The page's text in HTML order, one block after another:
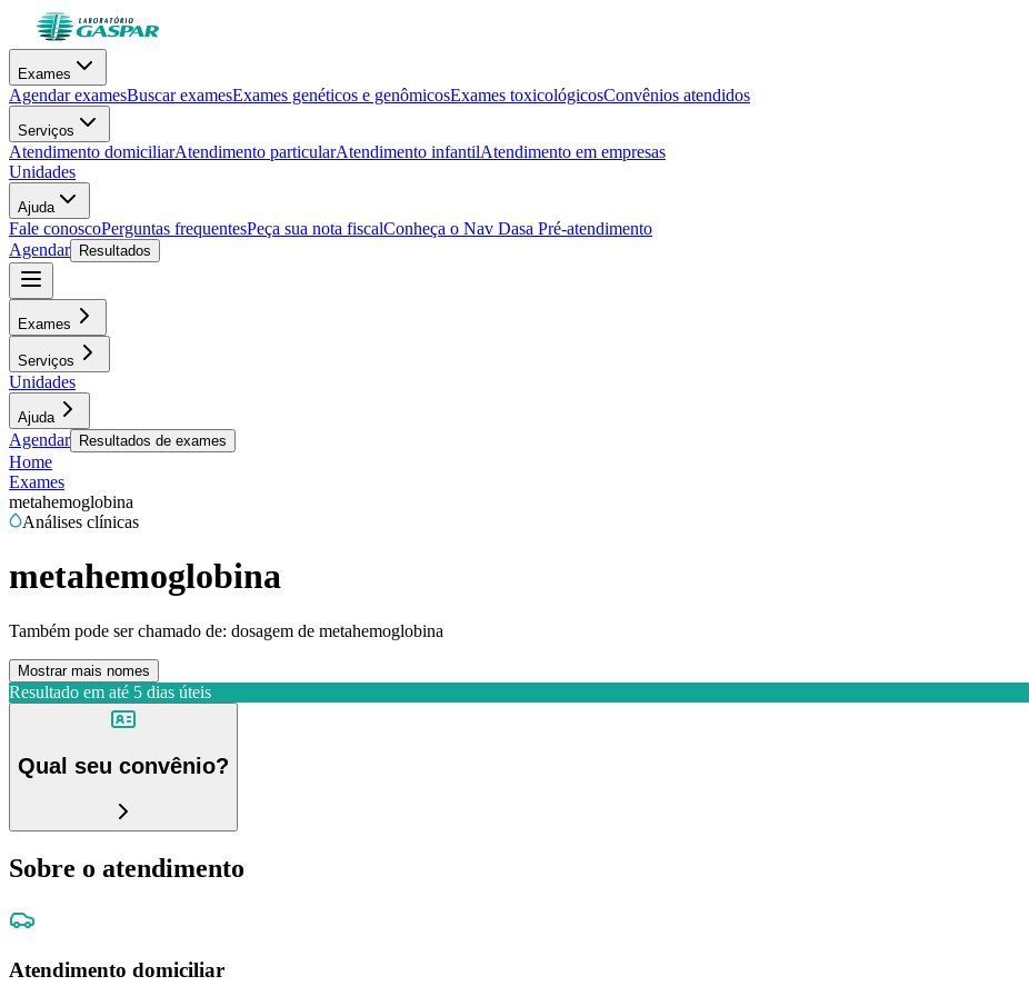
Exames
Agendar examesBuscar examesExames genéticos e genômicosExames toxicológicosConvênios atendidos
Serviços
Atendimento domiciliarAtendimento particularAtendimento infantilAtendimento em empresas
Unidades
Ajuda
Fale conoscoPerguntas frequentesPeça sua nota fiscalConheça o Nav Dasa Pré-atendimento
Agendar
Resultados
Exames
Serviços
Unidades
Ajuda
Agendar Resultados de exames
Home
Exames
metahemoglobina
Análises clínicas
metahemoglobina
Também pode ser chamado de: dosagem de metahemoglobina
Mostrar mais nomes
Resultado em até 5 dias úteis
Qual seu convênio?
Sobre o atendimento
Atendimento domiciliar